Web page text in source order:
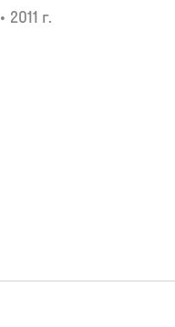
• 2011 г.